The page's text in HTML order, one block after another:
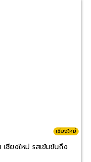
เชียงใหม่
ชียงใหม่ รสเข้มข้นถึง